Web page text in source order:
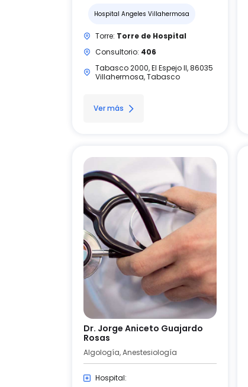
Hospital Angeles Villahermosa
Torre: Torre de Hospital
Consultorio: 406
Tabasco 2000, El Espejo II, 86035
Villahermosa, Tabasco
Ver más
Dr. Jorge Aniceto Guajardo
Rosas
Algología, Anestesiología
Hospital: